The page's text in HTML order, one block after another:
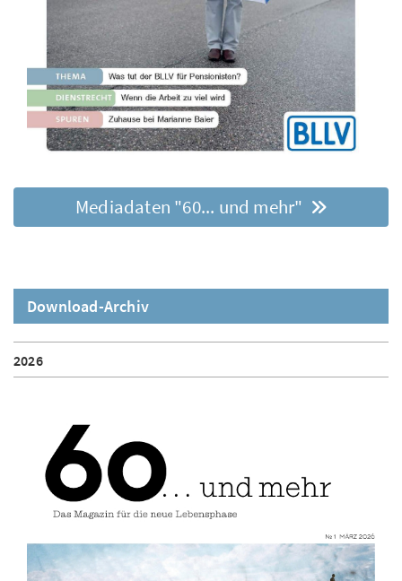
Mediadaten "60... und mehr"
Download-Archiv
2026